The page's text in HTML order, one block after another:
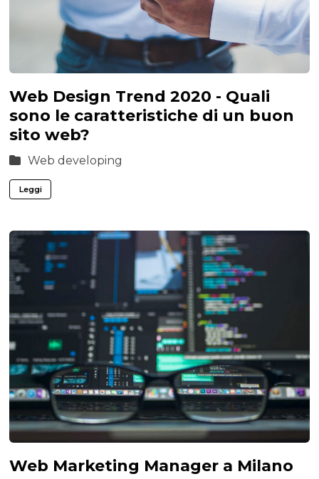
Web Design Trend 2020 - Quali
sono le caratteristiche di un buon
sito web?
Web developing
Leggi
Web Marketing Manager a Milano